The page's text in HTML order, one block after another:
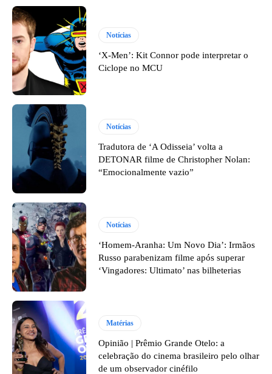
Notícias
‘X-Men’: Kit Connor pode interpretar o
Ciclope no MCU
Notícias
Tradutora de ‘A Odisseia’ volta a
DETONAR filme de Christopher Nolan:
“Emocionalmente vazio”
Notícias
‘Homem-Aranha: Um Novo Dia’: Irmãos
Russo parabenizam filme após superar
‘Vingadores: Ultimato’ nas bilheterias
Matérias
Opinião | Prêmio Grande Otelo: a
celebração do cinema brasileiro pelo olhar
de um observador cinéfilo